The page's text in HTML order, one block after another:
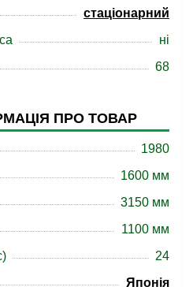
стаціонарний
ні
68
ПРО ТОВАР
1980
1600 мм
3150 мм
1100 мм
24
Японія